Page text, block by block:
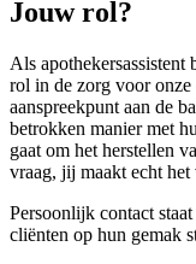
Jouw rol?
Als
rol in de zorg voor onze
aanspreekpunt aan de
betrokken manier met
gaat om het herstellen
vraag, jij maakt echt het
Persoonlijk contact
cliënten op hun gemak